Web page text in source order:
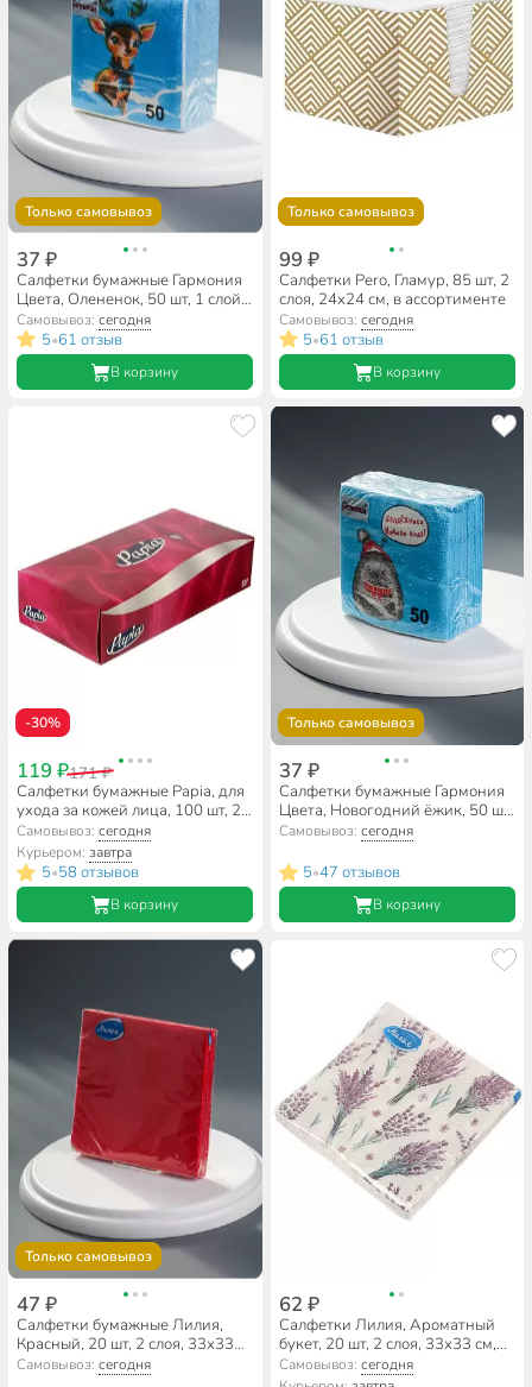
Только самовывоз
37 ₽
Салфетки бумажные Гармония
Цвета, Олененок, 50 шт, 1 слой,
24х24 см
Самовывоз:сегодня
5•61 отзыв
В корзину
Только самовывоз
99 ₽
Салфетки Pero, Гламур, 85 шт, 2
слоя, 24х24 см, в ассортименте
Самовывоз: сегодня
5•61 отзыв
В корзину
-30%
119 ₽171 ₽
Салфетки бумажные Papia, для
ухода за кожей лица, 100 шт, 2
слоя, 21х21 см, 5055478
Самовывоз:сегодня
Курьером:завтра
5•58 отзывов
В корзину
Только самовывоз
37 ₽
Салфетки бумажные Гармония
Цвета, Новогодний ёжик, 50 шт,
1 слой, 24х24 см
Самовывоз: сегодня
5•47 отзывов
В корзину
Только самовывоз
47 ₽
Салфетки бумажные Лилия,
Красный, 20 шт, 2 слоя, 33х33
см, 0735
Самовывоз:сегодня
62 ₽
Салфетки Лилия, Ароматный
букет, 20 шт, 2 слоя, 33х33 см,
4122
Самовывоз: сегодня